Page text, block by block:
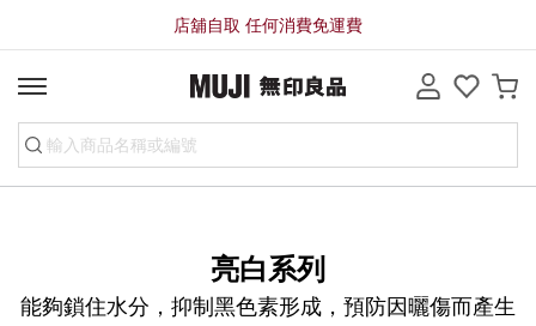
店舖自取 任何消費免運費
亮白系列
能夠鎖住水分，抑制黑色素形成，預防因曬傷而產生